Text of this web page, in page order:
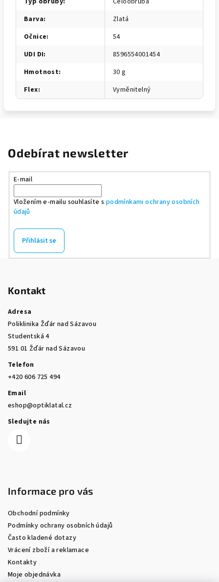
Barva:
Zlatá
Očnice:
54
UDI DI:
8596554001454
Hmotnost:
30 g
Flex: Vyměnitelný
Odebírat newsletter
E-mail
Vložením e-mailu souhlasíte s podmínkami ochrany osobních
údajů
Přihlásit se
Kontakt
Adresa
Poliklinika Žďár nad Sázavou
Studentská 4
591 01 Žďár nad Sázavou
Telefon
+420 606 725 494
Email
eshop@optiklatal.cz
Sledujte nás
Informace pro vás
Obchodní podmínky
Podmínky ochrany osobních údajů
Často kladené dotazy
Vrácení zboží a reklamace
Kontakty
Moje objednávka